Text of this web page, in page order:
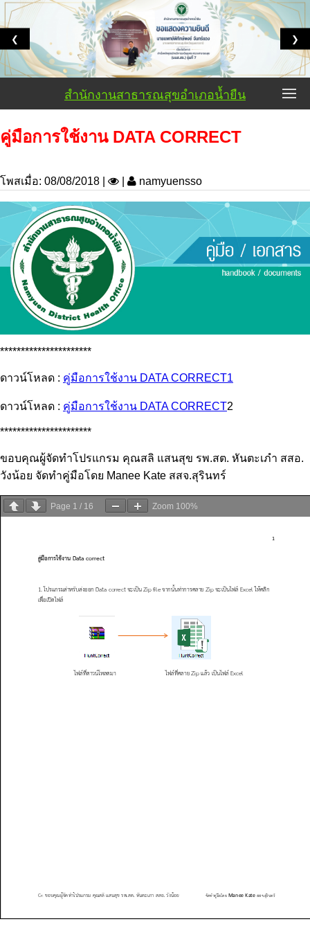
❮ ❯
สำนักงานสาธารณสุขอำเภอน้ำยืน
คู่มือการใช้งาน DATA CORRECT
โพสเมื่อ: 08/08/2018 | namyuensso
**********************
ดาวน์โหลด : คู่มือการใช้งาน DATA CORRECT1
ดาวน์โหลด : คู่มือการใช้งาน DATA CORRECT2
**********************
ขอบคุณผู้จัดทำโปรแกรม คุณสลิ แสนสุข รพ.สต. หันตะเภำ สสอ.
วังน้อย จัดทำคู่มือโดย Manee Kate สสจ.สุรินทร์
Page 1 / 16 Zoom 100%